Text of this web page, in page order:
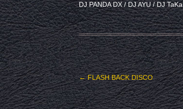
DJ PANDA DX / DJ AYU / DJ TaKa
投稿ナビゲーション
←FLASH BACK DISCO